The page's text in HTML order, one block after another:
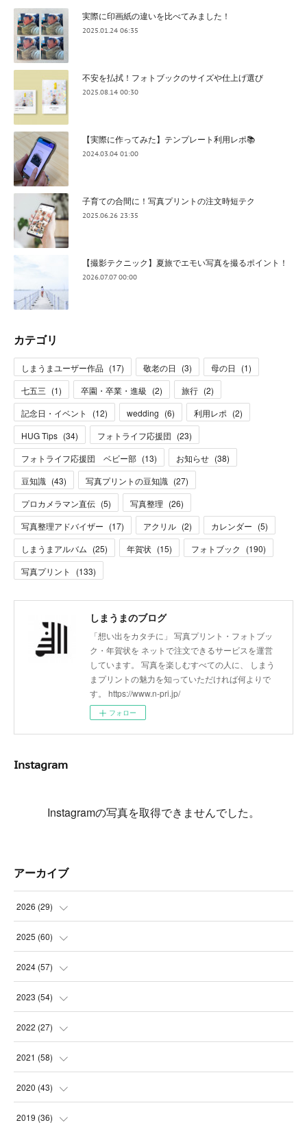
実際に印画紙の違いを比べてみました！
2025.01.24 06:35
不安を払拭！フォトブックのサイズや仕上げ選び
2025.08.14 00:30
【実際に作ってみた】テンプレート利用レポ📚
2024.03.04 01:00
子育ての合間に！写真プリントの注文時短テク
2025.06.26 23:35
【撮影テクニック】夏旅でエモい写真を撮るポイント！
2026.07.07 00:00
カテゴリ
しまうまユーザー作品 (17) 敬老の日 (3) 母の日 (1)
七五三 (1) 卒園・卒業・進級 (2) 旅行 (2)
記念日・イベント
(12) wedding (6) 利用レポ (2)
HUG Tips (34) フォトライフ応援団 (23)
フォトライフ応援団 ベビー部 (13) お知らせ (38)
豆知識 (43) 写真プリントの豆知識 (27)
プロカメラマン直伝 (5) 写真整理 (26)
写真整理アドバイザー (17) アクリル (2) カレンダー (5)
しまうまアルバム (25) 年賀状 (15) フォトブック (190)
写真プリント
(133)
しまうまのブログ
「想い出をカタチに」 写真プリント・フォトブッ
ク・年賀状を ネットで注文できるサービスを運営
しています。 写真を楽しむすべての人に、 しまう
まプリントの魅力を知っていただければ何よりで
す。 https://www.n-pri.jp/
フォロー
Instagram
Instagramの写真を取得できませんでした。
アーカイブ
2026 (29)
(5
(3
(7
(6
2025 (60)
(3
(3
(3
(2
2024 (57)
(4
(5
(2
(6
2023 (54)
(6
(8
(9
(6
2022 (27)
(1
(3
(3
2021 (58)
(1
(5
2020 (43)
(5
2019 (36)